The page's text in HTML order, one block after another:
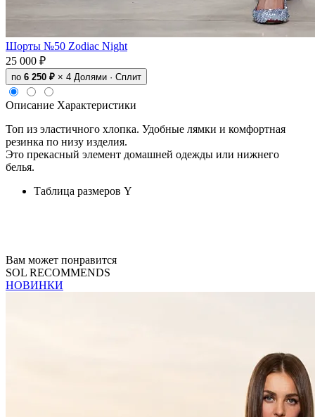
Шорты №50 Zodiac Night
25 000 ₽
по 6 250 ₽ × 4 Долями · Сплит
Описание Характеристики
Топ из эластичного хлопка. Удобные лямки и комфортная
резинка по низу изделия.
Это прекасный элемент домашней одежды или нижнего
белья.
Таблица размеров Y
Вам может понравится
SOL RECOMMENDS
НОВИНКИ